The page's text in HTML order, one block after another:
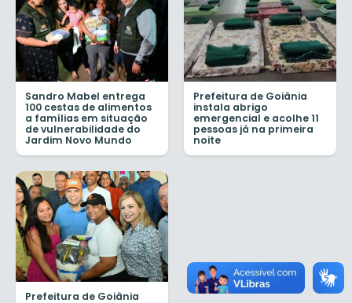
Sandro Mabel entrega
100 cestas de alimentos
a famílias em situação
de vulnerabilidade do
Jardim Novo Mundo
Prefeitura de Goiânia
instala abrigo
emergencial e acolhe 11
pessoas já na primeira
noite
Prefeitura de Goiânia